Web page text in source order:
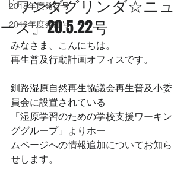
2018年度発行号
2019年度発行号
『ワンダグリンダ☆ニュ
ース』20.5.22号
みなさま、こんにちは。
再生普及行動計画オフィスです。
釧路湿原自然再生協議会再生普及小委
員会に設置されている
「湿原学習のための学校支援ワーキン
ググループ」よりホー
ムページへの情報追加についてお知ら
せします。